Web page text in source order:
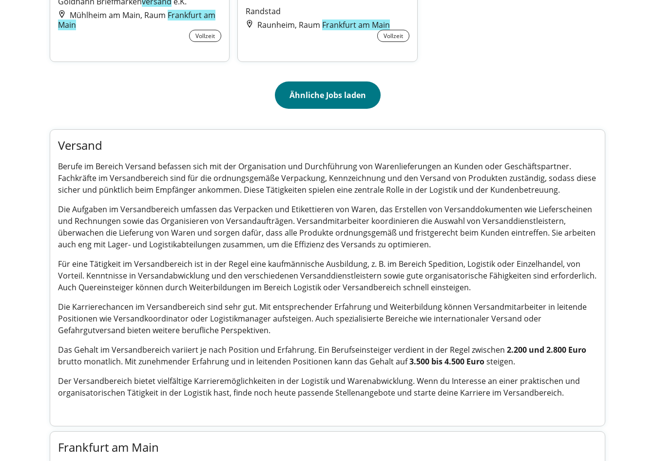
Mühlheim am Main, Raum Frankfurt am
Main
Vollzeit
Randstad
Raunheim, Raum Frankfurt am Main
Vollzeit
Ähnliche Jobs laden
Versand
Berufe im Bereich Versand befassen sich mit der Organisation und Durchführung von Warenlieferungen an Kunden oder Geschäftspartner.
Fachkräfte im Versandbereich sind für die ordnungsgemäße Verpackung, Kennzeichnung und den Versand von Produkten zuständig, sodass diese
sicher und pünktlich beim Empfänger ankommen. Diese Tätigkeiten spielen eine zentrale Rolle in der Logistik und der Kundenbetreuung.
Die Aufgaben im Versandbereich umfassen das Verpacken und Etikettieren von Waren, das Erstellen von Versanddokumenten wie Lieferscheinen
und Rechnungen sowie das Organisieren von Versandaufträgen. Versandmitarbeiter koordinieren die Auswahl von Versanddienstleistern,
überwachen die Lieferung von Waren und sorgen dafür, dass alle Produkte ordnungsgemäß und fristgerecht beim Kunden eintreffen. Sie arbeiten
auch eng mit Lager- und Logistikabteilungen zusammen, um die Effizienz des Versands zu optimieren.
Für eine Tätigkeit im Versandbereich ist in der Regel eine kaufmännische Ausbildung, z. B. im Bereich Spedition, Logistik oder Einzelhandel, von
Vorteil. Kenntnisse in Versandabwicklung und den verschiedenen Versanddienstleistern sowie gute organisatorische Fähigkeiten sind erforderlich.
Auch Quereinsteiger können durch Weiterbildungen im Bereich Logistik oder Versandbereich schnell einsteigen.
Die Karrierechancen im Versandbereich sind sehr gut. Mit entsprechender Erfahrung und Weiterbildung können Versandmitarbeiter in leitende
Positionen wie Versandkoordinator oder Logistikmanager aufsteigen. Auch spezialisierte Bereiche wie internationaler Versand oder
Gefahrgutversand bieten weitere berufliche Perspektiven.
Das Gehalt im Versandbereich variiert je nach Position und Erfahrung. Ein Berufseinsteiger verdient in der Regel zwischen 2.200 und 2.800 Euro
brutto monatlich. Mit zunehmender Erfahrung und in leitenden Positionen kann das Gehalt auf3.500 bis 4.500 Eurosteigen.
Der Versandbereich bietet vielfältige Karrieremöglichkeiten in der Logistik und Warenabwicklung. Wenn du Interesse an einer praktischen und
organisatorischen Tätigkeit in der Logistik hast, finde noch heute passende Stellenangebote und starte deine Karriere im Versandbereich.
Frankfurt am Main